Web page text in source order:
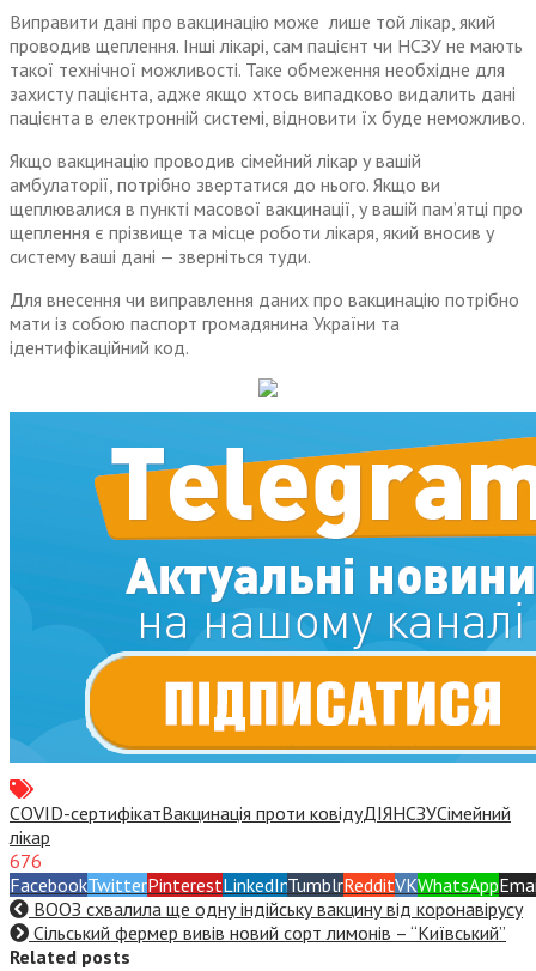
Виправити дані про вакцинацію може лише той лікар, який
проводив щеплення. Інші лікарі, сам пацієнт чи НСЗУ не мають
такої технічної можливості. Таке обмеження необхідне для
захисту пацієнта, адже якщо хтось випадково видалить дані
пацієнта в електронній системі, відновити їх буде неможливо.
Якщо вакцинацію проводив сімейний лікар у вашій
амбулаторії, потрібно звертатися до нього. Якщо ви
щеплювалися в пункті масової вакцинації, у вашій пам’ятці про
щеплення є прізвище та місце роботи лікаря, який вносив у
систему ваші дані — зверніться туди.
Для внесення чи виправлення даних про вакцинацію потрібно
мати із собою паспорт громадянина України та
ідентифікаційний код.
COVID-сертифікатВакцинація проти ковідуДІЯНСЗУСімейний
лікар
676
FacebookTwitterPinterestLinkedInTumblrRedditVKWhatsApp
ВООЗ схвалила ще одну індійську вакцину від коронавірусу
Сільський фермер вивів новий сорт лимонів – “Київський”
Related posts